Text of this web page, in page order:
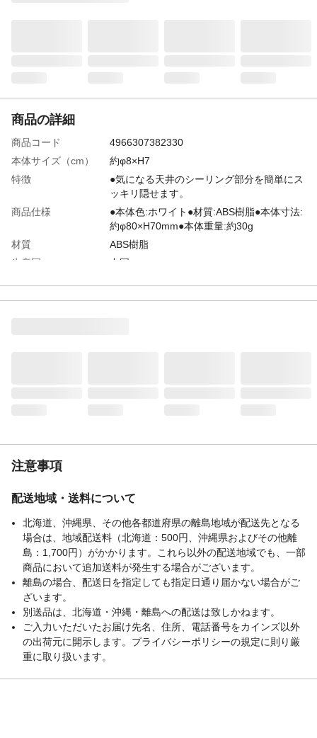
商品の詳細
商品コード
4966307382330
本体サイズ（cm）
約φ8×H7
特徴
●気になる天井のシーリング部分を簡単にス
ッキリ隠せます。
商品仕様
●本体色:ホワイト●材質:ABS樹脂●本体寸法:
約φ80×H70mm●本体重量:約30g
材質
ABS樹脂
生産国
中国
注意事項
配送地域・送料について
北海道、沖縄県、その他各都道府県の離島地域が配送先となる
場合は、地域配送料（北海道：500円、沖縄県およびその他離
島：1,700円）がかかります。これら以外の配送地域でも、一部
商品において追加送料が発生する場合がございます。
離島の場合、配送日を指定しても指定日通り届かない場合がご
ざいます。
別送品は、北海道・沖縄・離島への配送は致しかねます。
ご入力いただいたお届け先名、住所、電話番号をカインズ以外
の出荷元に開示します。プライバシーポリシーの規定に則り厳
重に取り扱います。